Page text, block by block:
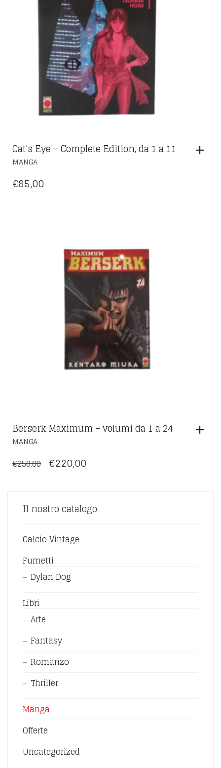
Cat’s Eye – Complete Edition, da 1 a 11
MANGA
€85,00
Berserk Maximum – volumi da 1 a 24
MANGA
€250,00 IL
ERA:
€250,00.
€220,00
È:
€220,00.
Il nostro catalogo
Calcio Vintage
Fumetti
Dylan Dog
Libri
Arte
Fantasy
Romanzo
Thriller
Manga
Offerte
Uncategorized